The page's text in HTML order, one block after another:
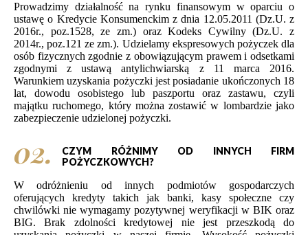
Prowadzimy działalność na rynku finansowym w oparciu o
ustawę o Kredycie Konsumenckim z dnia 12.05.2011 (Dz.U. z
2016r., poz.1528, ze zm.) oraz Kodeks Cywilny (Dz.U. z
2014r., poz.121 ze zm.). Udzielamy ekspresowych pożyczek dla
osób fizycznych zgodnie z obowiązującym prawem i odsetkami
zgodnymi z ustawą antylichwiarską z 11 marca 2016.
Warunkiem uzyskania pożyczki jest posiadanie ukończonych 18
lat, dowodu osobistego lub paszportu oraz zastawu, czyli
majątku ruchomego, który można zostawić w lombardzie jako
zabezpieczenie udzielonej pożyczki.
02.
CZYM RÓŻNIMY OD INNYCH FIRM
POŻYCZKOWYCH?
W odróżnieniu od innych podmiotów gospodarczych
oferujących kredyty takich jak banki, kasy społeczne czy
chwilówki nie wymagamy pozytywnej weryfikacji w BIK oraz
BIG. Brak zdolności kredytowej nie jest przeszkodą do